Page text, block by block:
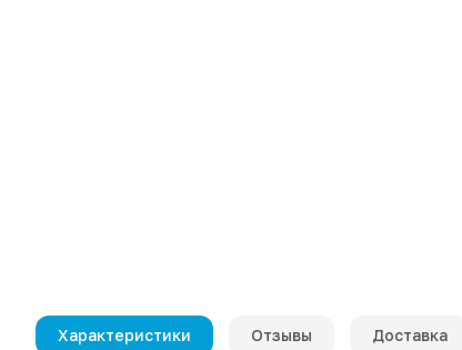
Характеристики Отзывы Доставка